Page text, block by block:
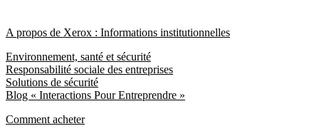
A propos de Xerox : Informations institutionnelles
Environnement, santé et sécurité
Responsabilité sociale des entreprises
Solutions de sécurité
Blog « Interactions Pour Entreprendre »
Comment acheter